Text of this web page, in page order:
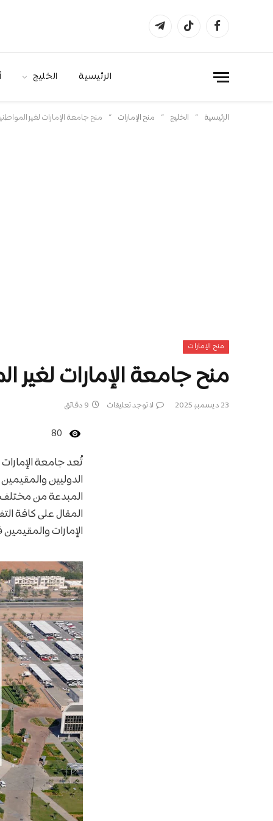
فيسبوكتيكتوكتيلقرام
الرئيسية الخليج
الرئيسية » الخليج » منح الإمارات » منح جامعة الإمارات لغير المواطنين 2026
منح الإمارات
منح جامعة الإمارات لغير المواطنين
23 ديسمبر، 2025 لا توجد تعليقات 9 دقائق
80
الدوليين
المبدعة من مختلف
المقال على كافة
الإمارات